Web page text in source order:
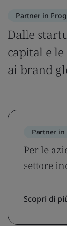
Partner in
Dalle
capital e
ai brand
Partner in
Per le
settore
Scopri di